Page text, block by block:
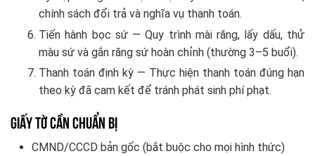
chính sách đổi trả và nghĩa vụ thanh toán.
Tiến hành bọc sứ — Quy trình mài răng, lấy dấu, thử
màu sứ và gắn răng sứ hoàn chỉnh (thường 3–5 buổi).
Thanh toán định kỳ — Thực hiện thanh toán đúng hạn
theo kỳ đã cam kết để tránh phát sinh phí phạt.
Giấy Tờ Cần Chuẩn Bị
CMND/CCCD bản gốc (bắt buộc cho mọi hình thức)